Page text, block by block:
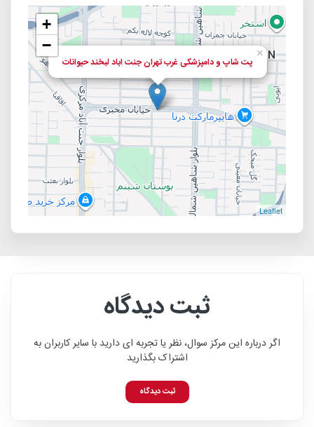
پت شاپ و دامپزشکی غرب تهران جنت اباد لبخند حیوانات
×
+
−
Leaflet
ثبت دیدگاه
اگر درباره این مرکز سوال، نظر یا تجربه ای دارید با سایر کاربران به
اشتراک بگذارید
ثبت دیدگاه